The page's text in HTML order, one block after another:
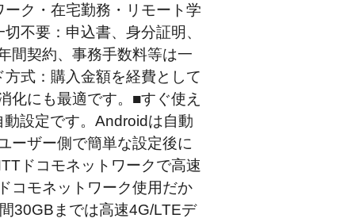
ク・在宅勤務・リモート学
不要：申込書、身分証明、
間契約、事務手数料等は一
式：購入金額を経費として
化にも最適です。■すぐ使え
設定です。Androidは自動
ーザー側で簡単な設定後に
ドコモネットワークで高速
コモネットワーク使用だか
30GBまでは高速4G/LTEデ